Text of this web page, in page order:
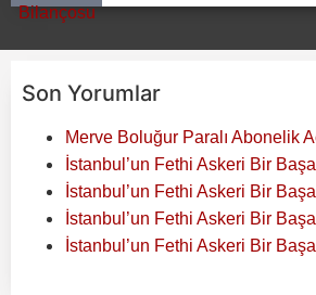
Son Yorumlar
Merve Boluğur Paralı Abonelik
İstanbul’un Fethi Askeri Bir
İstanbul’un Fethi Askeri Bir
İstanbul’un Fethi Askeri Bir
İstanbul’un Fethi Askeri Bir